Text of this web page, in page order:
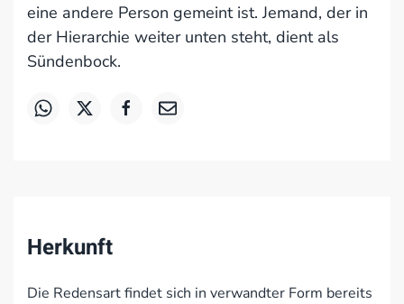
eine andere Person gemeint ist. Jemand, der in
der Hierarchie weiter unten steht, dient als
Sündenbock.
Herkunft
Die Redensart findet sich in verwandter Form bereits